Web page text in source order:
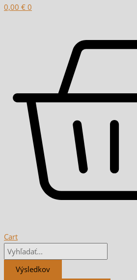
0,00 € 0
Cart
Výsledkov